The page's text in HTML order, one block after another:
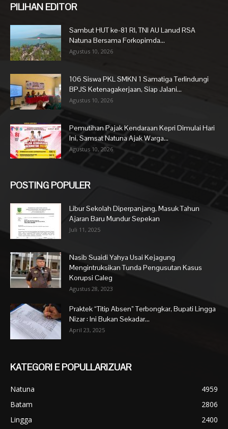
PILIHAN EDITOR
Sambut HUT ke-81 RI, TNI AU Lanud RSA
Natuna Bersama Forkopimda...
Agustus 10, 2026
106 Siswa PKL SMKN 1 Samatiga Terlindungi
BPJS Ketenagakerjaan, Siap Jalani...
Agustus 10, 2026
Pemutihan Pajak Kendaraan Kepri Dimulai Hari
Ini, Samsat Natuna Ajak Warga...
Agustus 10, 2026
POSTING POPULER
Libur Sekolah Diperpanjang, Masuk Tahun
Ajaran Baru Mundur Sepekan
Juli 11, 2025
Nasib Suaidi Yahya Usai Kejagung
Mengintruksikan Tunda Pengusutan Kasus
Korupsi Caleg
Agustus 28, 2023
Praktek “Titip Absen” Terbongkar, Bupati Lingga
Nizar : Ini Bukan Sekadar...
April 23, 2025
KATEGORI E POPULLARIZUAR
Natuna
4959
Batam
2806
Lingga
2400